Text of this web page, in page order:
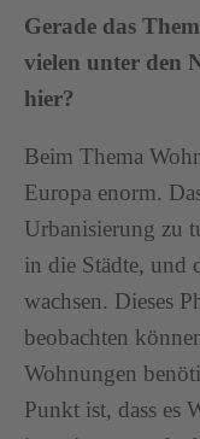
Gerade das
vielen unter den
hier?
Beim Thema
Europa enorm.
Urbanisierung zu
in die Städte, und
wachsen. Dieses
beobachten
Wohnungen
Punkt ist, dass es